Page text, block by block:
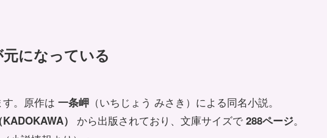
になっている
。原作は 一条岬（いちじょう みさき）による同名小説。
） から出版されており、文庫サイズで 288ページ。